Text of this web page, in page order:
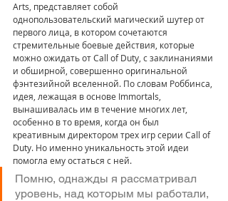
Arts, представляет собой
однопользовательский магический шутер от
первого лица, в котором сочетаются
стремительные боевые действия, которые
можно ожидать от Call of Duty, с заклинаниями
и обширной, совершенно оригинальной
фэнтезийной вселенной. По словам Роббинса,
идея, лежащая в основе Immortals,
вынашивалась им в течение многих лет,
особенно в то время, когда он был
креативным директором трех игр серии Call of
Duty. Но именно уникальность этой идеи
помогла ему остаться с ней.
Помню, однажды я рассматривал
уровень, над которым мы работали,